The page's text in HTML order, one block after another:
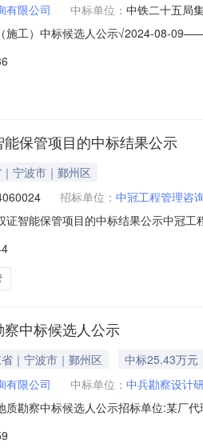
有限公司 中标单位： 中铁二十五局
施工）中标候选人公示√2024-08-
司预中标价：73931120元工期：300
保管项目的中标结果公示
宁波市｜鄞州区
招标单位： 中冠工程管理咨
证智能保管项目的中标结果公示中冠
序号项目内容服务期限中标单位中标
中标候选人公示
｜宁波市｜鄞州区
中标25.43万元
有限公司 中标单位： 中兵勘察设计
质勘察中标候选人公示招标单位:某厂
量要求:按国家技术规范、标准及规程,